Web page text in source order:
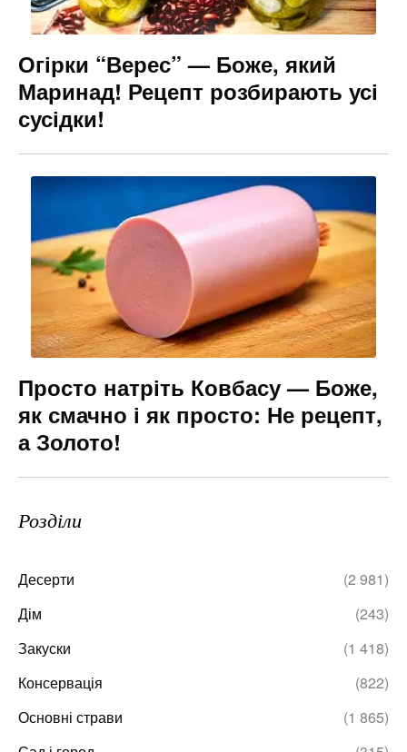
Огірки “Верес” — Боже, який
Маринад! Рецепт розбирають усі
сусідки!
Просто натріть Ковбасу — Боже,
як смачно і як просто: Не рецепт,
а Золото!
Розділи
Десерти
(2 981)
Дім
(243)
Закуски
(1 418)
Консервація
(822)
Основні страви
(1 865)